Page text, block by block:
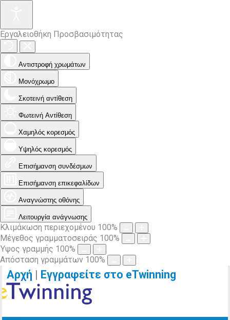
Εργαλειοθήκη Προσβασιμότητας
Αντιστροφή χρωμάτων
Μονόχρωμο
Σκοτεινή αντίθεση
Φωτεινή Αντίθεση
Χαμηλός κορεσμός
Υψηλός κορεσμός
Επισήμανση συνδέσμων
Επισήμανση επικεφαλίδων
Αναγνώστης οθόνης
Λειτουργία ανάγνωσης
Κλιμάκωση περιεχομένου 100%
Μέγεθος γραμματοσειράς 100%
Ύψος γραμμής 100%
Απόσταση γραμμάτων 100%
Αρχή | Εγγραφείτε στο eTwinning